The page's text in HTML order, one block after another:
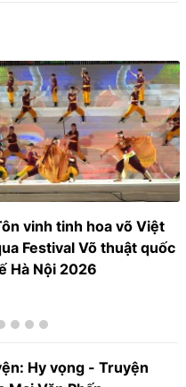
vinh tinh hoa võ Việt
Festival Võ thuật quốc
Hà Nội 2026
Hy vọng - Truyện